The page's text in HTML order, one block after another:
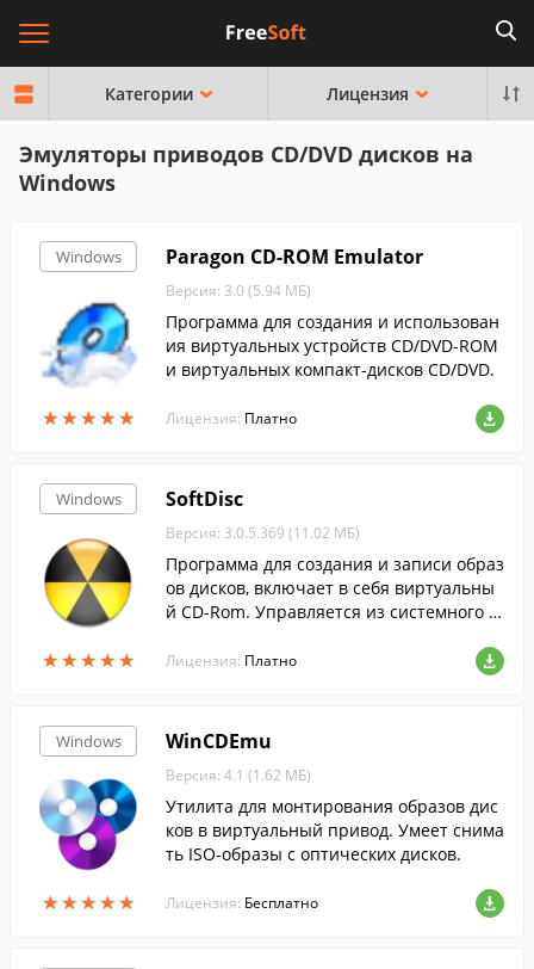
Категории Лицензия
Эмуляторы приводов CD/DVD дисков на
Windows
Windows
★★★★★
★★★★★
Paragon CD-ROM Emulator
Версия: 3.0 (5.94 МБ)
Программа для создания и использован
ия виртуальных устройств CD/DVD-ROM
и виртуальных компакт-дисков CD/DVD.
Лицензия: Платно
Windows
★★★★★
★★★★★
SoftDisc
Версия: 3.0.5.369 (11.02 МБ)
Программа для создания и записи образ
ов дисков, включает в себя виртуальны
й CD-Rom. Управляется из системного т
Лицензия: Платно
Windows
★★★★★
★★★★★
WinCDEmu
Версия: 4.1 (1.62 МБ)
Утилита для монтирования образов дис
ков в виртуальный привод. Умеет снима
ть ISO-образы с оптических дисков.
Лицензия: Бесплатно